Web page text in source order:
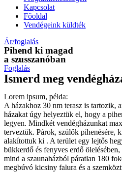
Kapcsolat
Főoldal
Vendégeink küldték
Ár/foglalás
Pihend ki magad
a szusszanóban
Foglalás
Ismerd meg
Lorem ipsum, példa:
A házakhoz 30 nm terasz is tartozik,
házakat úgy helyeztük el, hogy a
legyen. Mindkét vendégházunkat
terveztük. Párok, szülők pihenésére,
alakítottuk ki . A terület egy lejtős
bükkerdő és fenyves erdő
mind a szaunaházból páratlan 180
megbúvó kicsiny falura és a